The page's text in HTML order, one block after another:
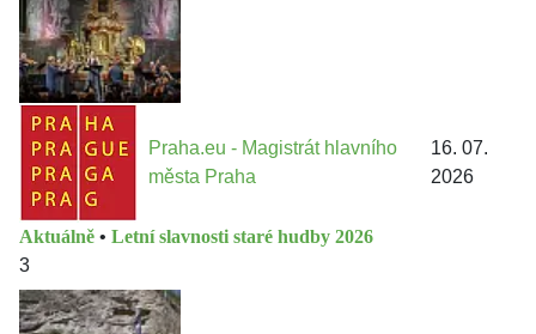
Praha.eu - Magistrát hlavního
města Praha
16. 07.
2026
Aktuálně • Letní slavnosti staré hudby 2026
3